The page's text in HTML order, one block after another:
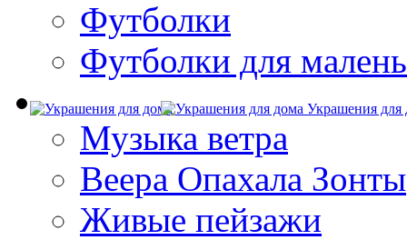
Футболки
Футболки для
Украшения для
Музыка ветра
Веера Опахала Зонты
Живые пейзажи